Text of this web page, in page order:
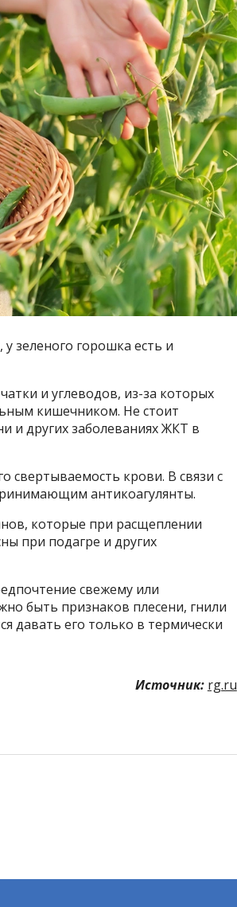
зеленого горошка есть и
и углеводов, из-за которых
кишечником. Не стоит
и других заболеваниях ЖКТ в
крови. В связи с
антикоагулянты.
которые при расщеплении
при подагре и других
свежему или
быть признаков плесени, гнили
давать его только в термически
Источник: rg.ru